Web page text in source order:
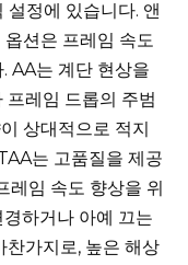
설정에 있습니다. 앤
션은 프레임 속도
AA는 계단 현상을
프레임 드롭의 주범
상대적으로 적지
는 고품질을 제공
레임 속도 향상을 위
하거나 아예 끄는
찬가지로, 높은 해상